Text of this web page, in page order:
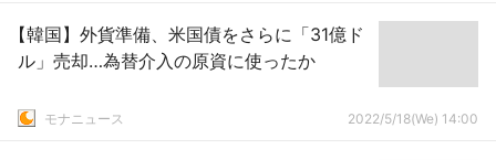
【韓国】外貨準備、米国債をさらに「31億ド
ル」売却…為替介入の原資に使ったか
モナニュース 2022/5/18(We) 14:00